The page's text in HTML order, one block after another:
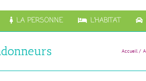
LA PERSONNE L’HABITAT
Accueil